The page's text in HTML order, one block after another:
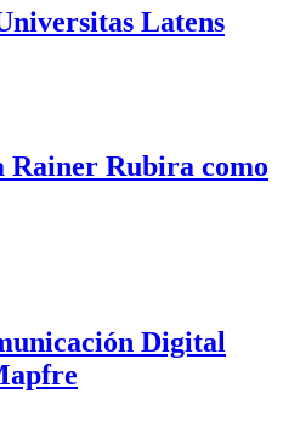
Latens
Rainer Rubira como
Digital